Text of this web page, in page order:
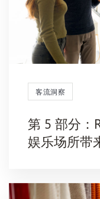
客流洞察
第 5 部分：
娱乐场所带